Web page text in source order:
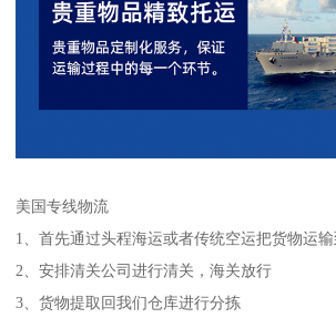
美国专线物流
1、首先通过头程海运或者传统空运把货物运
2、安排清关公司进行清关，海关放行
3、货物提取回我们仓库进行分拣